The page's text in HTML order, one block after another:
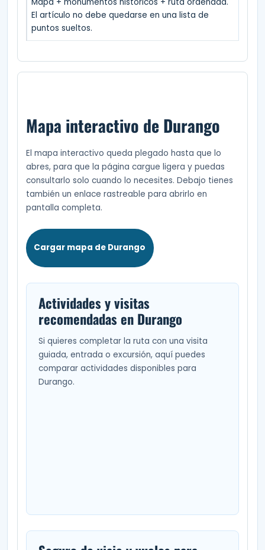
El artículo no debe quedarse en una lista de
puntos sueltos.
Mapa interactivo de Durango
El mapa interactivo queda plegado hasta que lo
abres, para que la página cargue ligera y puedas
consultarlo solo cuando lo necesites. Debajo tienes
también un enlace rastreable para abrirlo en
pantalla completa.
Cargar mapa de Durango
Actividades y visitas
recomendadas en Durango
Si quieres completar la ruta con una visita
guiada, entrada o excursión, aquí puedes
comparar actividades disponibles para
Durango.